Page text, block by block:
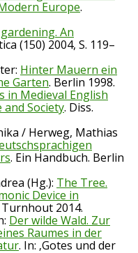
Europe.
An
(150) 2004, S. 119–
Hinter Mauern ein
Garten. Berlin 1998.
in Medieval English
and Society. Diss.
/ Herweg, Mathias
. Ein Handbuch. Berlin
(Hg.): The Tree.
Device in
Turnhout 2014.
Der wilde Wald. Zur
Raumes in der
. In: ‚Gotes und der